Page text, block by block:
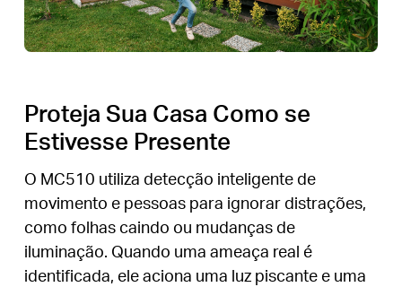
Proteja Sua Casa Como se
Estivesse Presente
O MC510 utiliza detecção inteligente de
movimento e pessoas para ignorar distrações,
como folhas caindo ou mudanças de
iluminação. Quando uma ameaça real é
identificada, ele aciona uma luz piscante e uma